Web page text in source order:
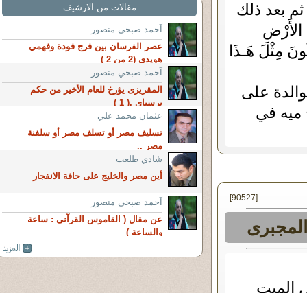
بعد ذلك
الأَرْضِ
مِثْلَ هَـذَا
على
ميه في
[90527]
الميت
مقالات من الارشيف
آحمد صبحي منصور
عصر الفرسان بين فرج فودة وفهمي
هويدي (2 من 2 )
آحمد صبحي منصور
المقريزى يؤرخ للعام الأخير من حكم
برسباى .( 1 )
عثمان محمد علي
تسليف مصر أو تسلف مصر أو سلفنة
مصر ..
شادي طلعت
أين مصر والخليج على حافة الانفجار
آحمد صبحي منصور
عن مقال ( القاموس القرآنى : ساعة
والساعة )